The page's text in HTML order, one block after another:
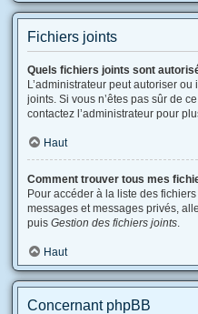
Fichiers joints
Quels fichiers joints sont
L’administrateur peut autoriser
joints. Si vous n’êtes pas sûr de
contactez l’administrateur pour
Haut
Comment trouver tous mes
Pour accéder à la liste des
messages et messages privés,
puis Gestion des fichiers joints.
Haut
Concernant phpBB